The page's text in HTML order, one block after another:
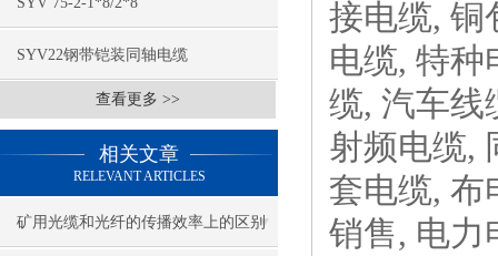
SYV22钢带铠装同轴电缆
查看更多 >>
相关文章
RELEVANT ARTICLES
矿用光缆和光纤的传播效率上的区别
接电缆, 铜
电缆, 特种
缆, 汽车线
射频电缆,
套电缆, 布
销售, 电力